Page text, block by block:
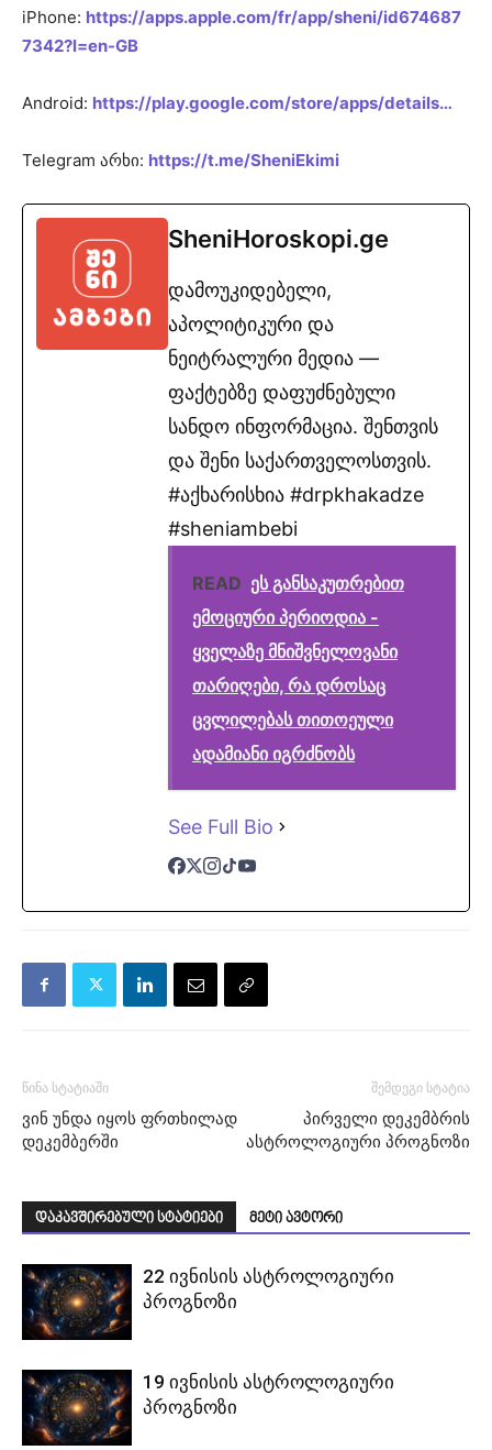
iPhone: https://apps.apple.com/fr/app/sheni/id674687
7342?l=en-GB
Android: https://play.google.com/store/apps/details…
Telegram არხი: https://t.me/SheniEkimi
SheniHoroskopi.ge
დამოუკიდებელი,
აპოლიტიკური და
ნეიტრალური მედია —
ფაქტებზე დაფუძნებული
სანდო ინფორმაცია. შენთვის
და შენი საქართველოსთვის.
#აქხარისხია #drpkhakadze
#sheniambebi
READ ეს განსაკუთრებით
ემოციური პერიოდია -
ყველაზე მნიშვნელოვანი
თარიღები, რა დროსაც
ცვლილებას თითოეული
ადამიანი იგრძნობს
See Full Bio
წინა სტატიაში
ვინ უნდა იყოს ფრთხილად
დეკემბერში
შემდეგი სტატია
პირველი დეკემბრის
ასტროლოგიური პროგნოზი
დაკავშირებული სტატიები მეტი ავტორი
22 ივნისის ასტროლოგიური
პროგნოზი
19 ივნისის ასტროლოგიური
პროგნოზი